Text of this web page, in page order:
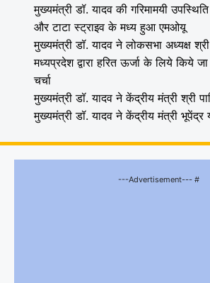
मुख्यमंत्री डॉ. यादव की गरिमामयी
और टाटा स्ट्राइव के मध्य हुआ एमओयू
मुख्यमंत्री डॉ. यादव ने लोकसभा अध्यक्ष
मध्यप्रदेश द्वारा हरित ऊर्जा के लिये किये
चर्चा
मुख्यमंत्री डॉ. यादव ने केंद्रीय मंत्री श्री
मुख्यमंत्री डॉ. यादव ने केंद्रीय मंत्री
---Advertisement--- #